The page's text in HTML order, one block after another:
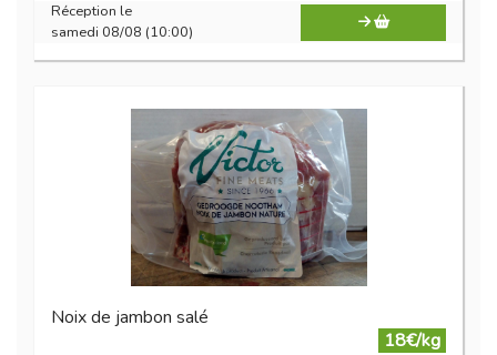
Réception le
samedi 08/08 (10:00)
Noix de jambon salé
18€/kg